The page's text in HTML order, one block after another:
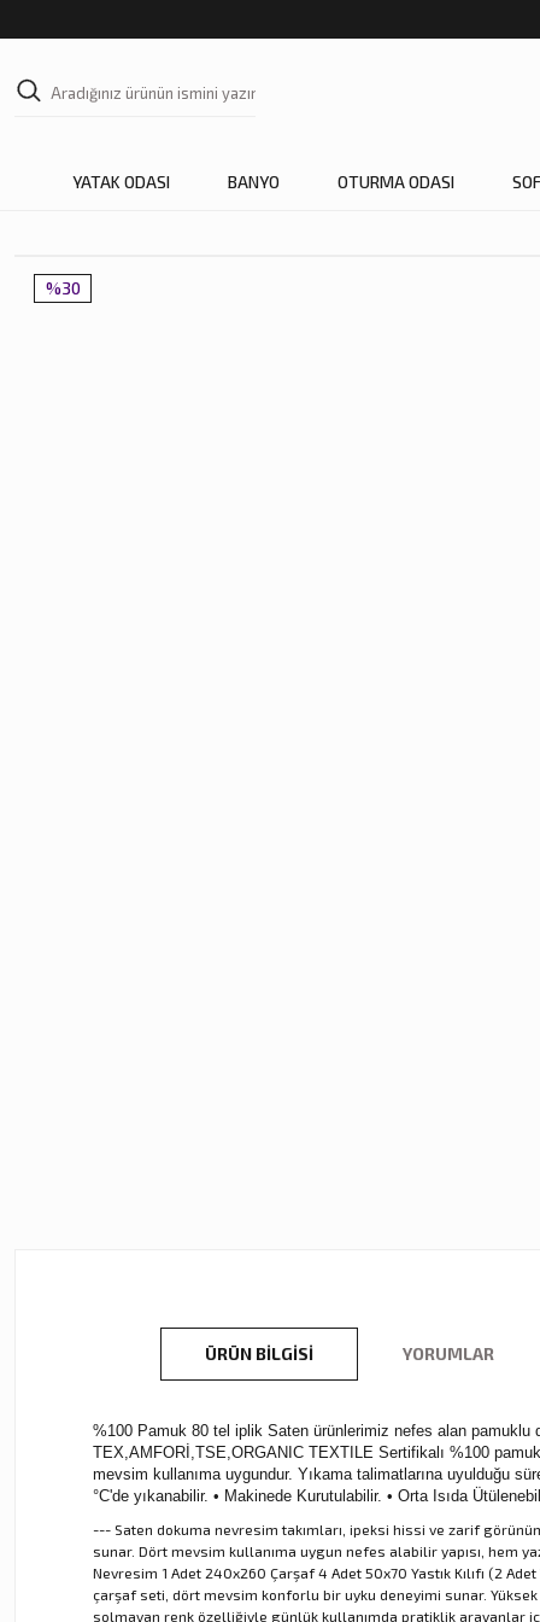
YATAK ODASI BANYO OTURMA ODASI
%30
ÜRÜN BILGISI YORUMLAR
%100 Pamuk 80 tel iplik Saten ürünlerimiz nefes alan pamuklu
TEX,AMFORİ,TSE,ORGANIC TEXTILE Sertifikalı %100
mevsim kullanıma uygundur. Yıkama talimatlarına uyulduğu
°C'de yıkanabilir. • Makinede Kurutulabilir. • Orta Isıda
--- Saten dokuma nevresim takımları, ipeksi hissi ve zarif
sunar. Dört mevsim kullanıma uygun nefes alabilir yapısı, hem
Nevresim 1 Adet 240x260 Çarşaf 4 Adet 50x70 Yastık Kılıfı (2
çarşaf seti, dört mevsim konforlu bir uyku deneyimi sunar. Yüksek
solmayan renk özelliğiyle günlük kullanımda pratiklik arayanlar